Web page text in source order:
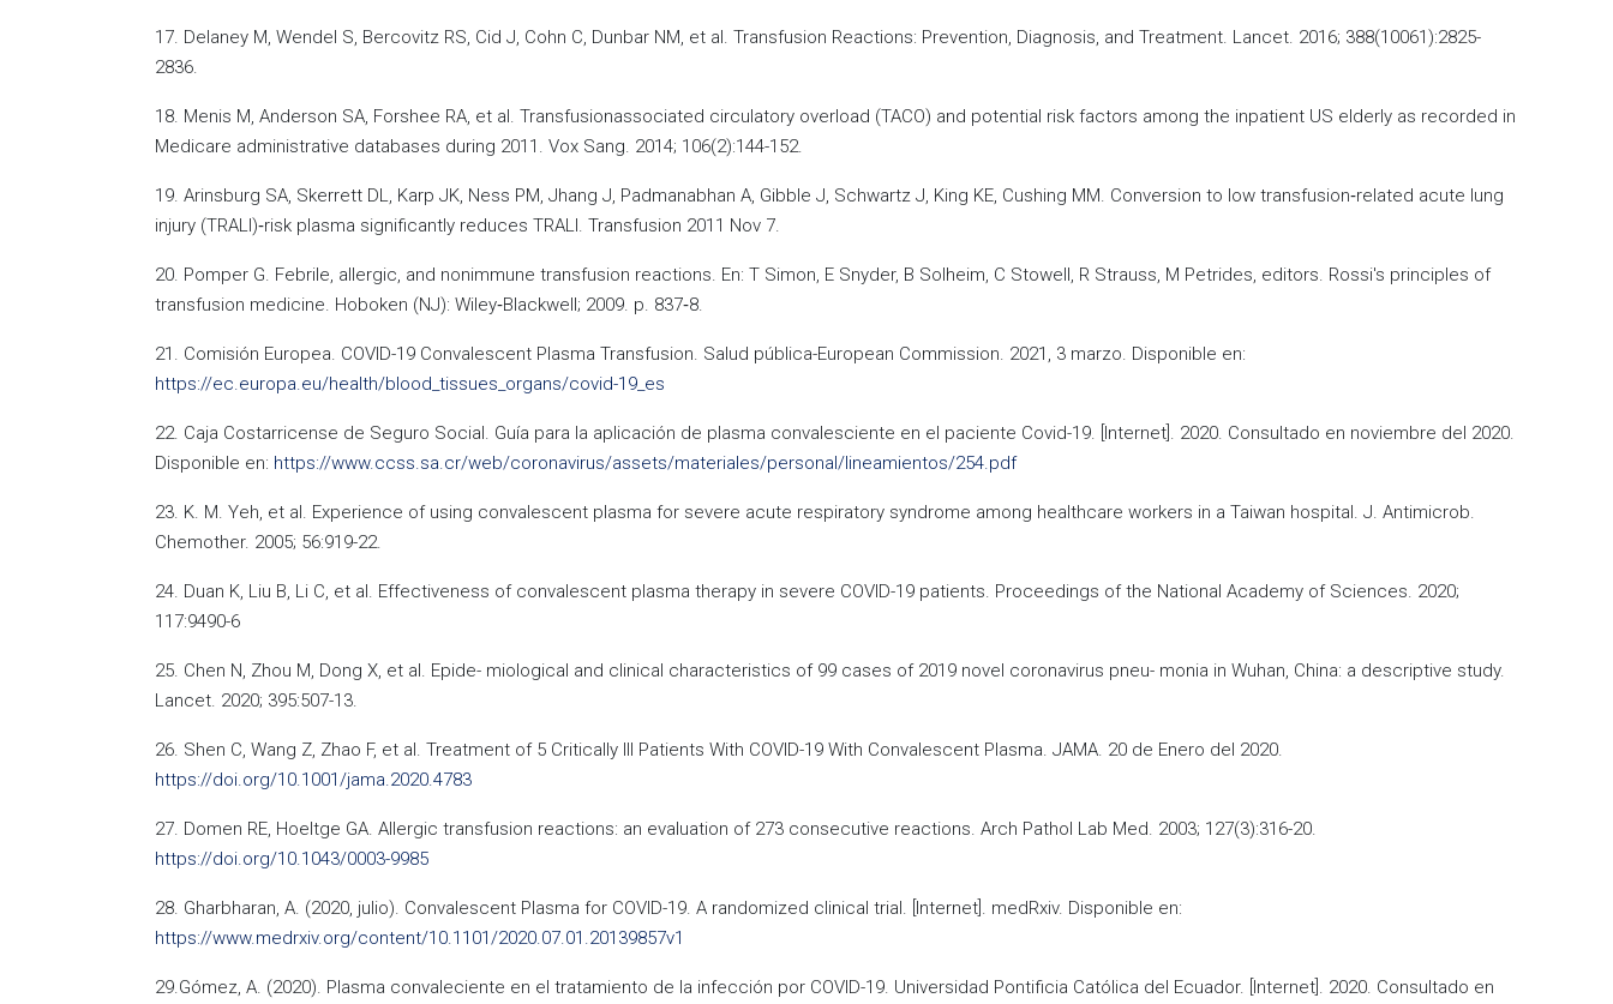
17. Delaney M, Wendel S, Bercovitz RS, Cid J, Cohn C, Dunbar NM, et al. Transfusion Reactions: Prevention, Diagnosis, and Treatment. Lancet. 2016; 388(10061):2825-
2836.
18. Menis M, Anderson SA, Forshee RA, et al. Transfusionassociated circulatory overload (TACO) and potential risk factors among the inpatient US elderly as recorded in
Medicare administrative databases during 2011. Vox Sang. 2014; 106(2):144-152.
19. Arinsburg SA, Skerrett DL, Karp JK, Ness PM, Jhang J, Padmanabhan A, Gibble J, Schwartz J, King KE, Cushing MM. Conversion to low transfusion‐related acute lung
injury (TRALI)‐risk plasma significantly reduces TRALI. Transfusion 2011 Nov 7.
20. Pomper G. Febrile, allergic, and nonimmune transfusion reactions. En: T Simon, E Snyder, B Solheim, C Stowell, R Strauss, M Petrides, editors. Rossi's principles of
transfusion medicine. Hoboken (NJ): Wiley‐Blackwell; 2009. p. 837‐8.
21. Comisión Europea. COVID-19 Convalescent Plasma Transfusion. Salud pública-European Commission. 2021, 3 marzo. Disponible en:
https://ec.europa.eu/health/blood_tissues_organs/covid-19_es
22. Caja Costarricense de Seguro Social. Guía para la aplicación de plasma convalesciente en el paciente Covid-19. [Internet]. 2020. Consultado en noviembre del 2020.
Disponible en: https://www.ccss.sa.cr/web/coronavirus/assets/materiales/personal/lineamientos/254.pdf
23. K. M. Yeh, et al. Experience of using convalescent plasma for severe acute respiratory syndrome among healthcare workers in a Taiwan hospital. J. Antimicrob.
Chemother. 2005; 56:919-22.
24. Duan K, Liu B, Li C, et al. Effectiveness of convalescent plasma therapy in severe COVID-19 patients. Proceedings of the National Academy of Sciences. 2020;
117:9490-6
25. Chen N, Zhou M, Dong X, et al. Epide- miological and clinical characteristics of 99 cases of 2019 novel coronavirus pneu- monia in Wuhan, China: a descriptive study.
Lancet. 2020; 395:507-13.
26. Shen C, Wang Z, Zhao F, et al. Treatment of 5 Critically Ill Patients With COVID-19 With Convalescent Plasma. JAMA. 20 de Enero del 2020.
https://doi.org/10.1001/jama.2020.4783
27. Domen RE, Hoeltge GA. Allergic transfusion reactions: an evaluation of 273 consecutive reactions. Arch Pathol Lab Med. 2003; 127(3):316-20.
https://doi.org/10.1043/0003-9985
28. Gharbharan, A. (2020, julio). Convalescent Plasma for COVID-19. A randomized clinical trial. [Internet]. medRxiv. Disponible en:
https://www.medrxiv.org/content/10.1101/2020.07.01.20139857v1
29.Gómez, A. (2020). Plasma convaleciente en el tratamiento de la infección por COVID-19. Universidad Pontificia Católica del Ecuador. [Internet]. 2020. Consultado en